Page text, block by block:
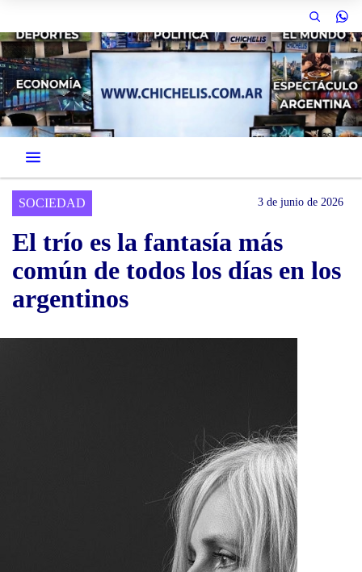
SOCIEDAD 3 de junio de 2026
El trío es la fantasía más
común de todos los días en los
argentinos